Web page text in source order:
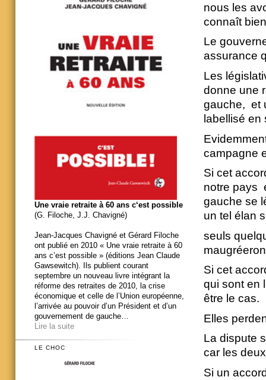
nous les
connaît
Le
assurance
Les
donne une
gauche, et
labellisé
campagne
Si cet
notre pays
gauche se
un tel élan
seuls
Si cet
qui sont en
être le cas.
Elles
La dispute
car les
Si un
Une vraie retraite à 60 ans c‘est possible
(G. Filoche, J.J. Chavigné)
Jean-Jacques Chavigné et Gérard Filoche
ont publié en 2010 « Une vraie retraite à 60
ans c’est possible » (éditions Jean Claude
Gawsewitch). Ils publient courant
septembre un nouveau livre intégrant la
réforme des retraites de 2010, la crise
économique et celle de l’Union européenne,
l’arrivée au pouvoir d’un Président et d’un
gouvernement de gauche…
Lire la suite
LE CHOC